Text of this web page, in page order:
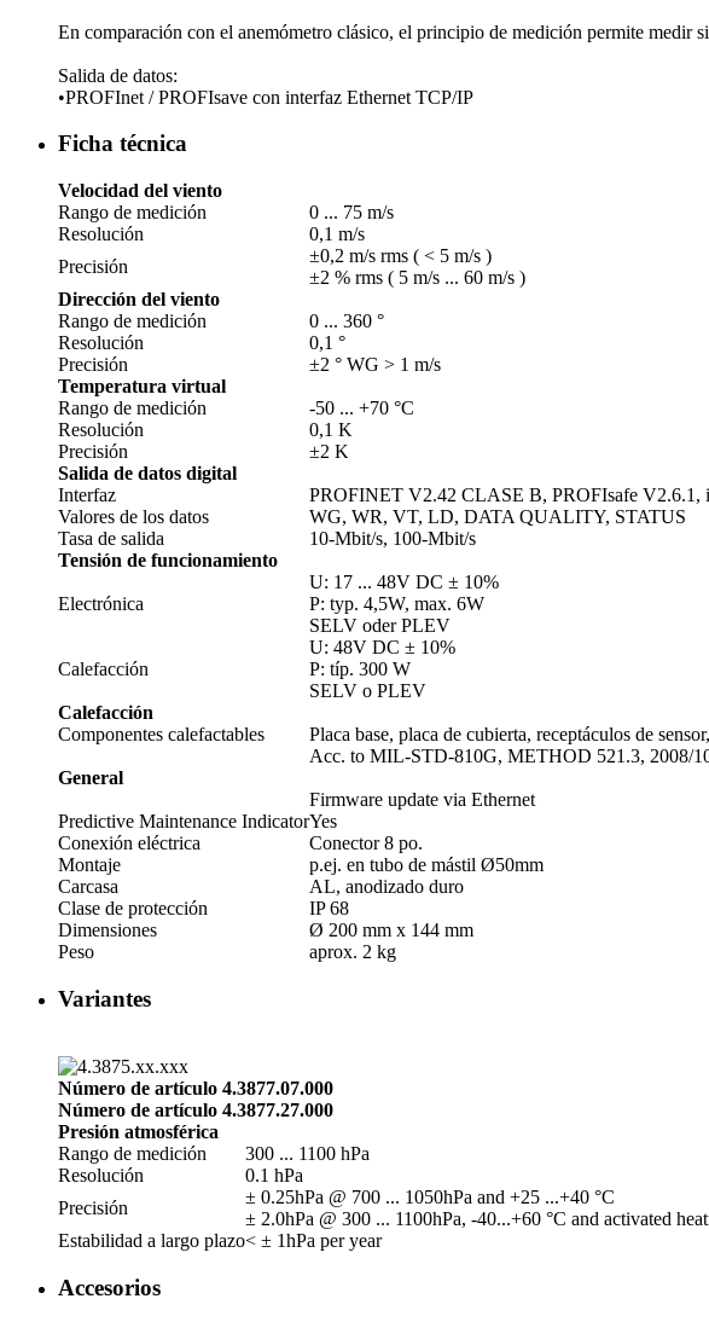
En comparación con el anemómetro clásico, el principio de medición permite medir
Salida de datos:
•PROFInet /­ PROFIsave con interfaz Ethernet TCP/­IP
Ficha técnica
Velocidad del viento
Rango de medición
0 ... 75 m/­s
Resolución
0,1 m/­s
Precisión
±0,2 m/­s rms ( < 5 m/­s )
±2 % rms ( 5 m/­s ... 60 m/­s )
Dirección del viento
Rango de medición
0 ... 360 °
Resolución
0,1 °
Precisión
±2 ° WG > 1 m/­s
Temperatura virtual
Rango de medición
-50 ... +70 °C
Resolución
0,1 K
Precisión
±2 K
Salida de datos digital
Interfaz
PROFINET V2.42 CLASE B, PROFIsafe V2.6.1,
Valores de los datos
WG, WR, VT, LD, DATA QUALITY, STATUS
Tasa de salida
10-Mbit/­s, 100-Mbit/­s
Tensión de funcionamiento
Electrónica
U: 17 ... 48V DC ± 10%
P: typ. 4,5W, max. 6W
SELV oder PLEV
Calefacción
U: 48V DC ± 10%
P: típ. 300 W
SELV o PLEV
Calefacción
Componentes calefactables
Placa base, placa de cubierta, receptáculos de
Acc. to MIL-STD-810G, METHOD 521.3, 2008/­
General
Firmware update via Ethernet
Predictive Maintenance IndicatorYes
Conexión eléctrica
Conector 8 po.
Montaje
p.ej. en tubo de mástil Ø50mm
Carcasa
AL, anodizado duro
Clase de protección
IP 68
Dimensiones
Ø 200 mm x 144 mm
Peso
aprox. 2 kg
Variantes
Número de artículo 4.3877.07.000
Número de artículo 4.3877.27.000
Presión atmosférica
Rango de medición
300 ... 1100 hPa
Resolución
0.1 hPa
Precisión
± 0.25hPa @ 700 ... 1050hPa and +25 ...+40 °C
± 2.0hPa @ 300 ... 1100hPa, -40...+60 °C and activated
Estabilidad a largo plazo< ± 1hPa per year
Accesorios